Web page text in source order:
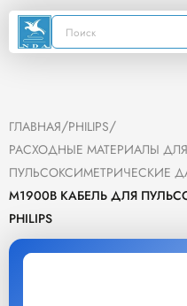
ГЛАВНАЯ/PHILIPS/
РАСХОДНЫЕ МАТЕРИАЛЫ
ПУЛЬСОКСИМЕТРИЧЕСКИЕ
M1900B КАБЕЛЬ ДЛЯ
PHILIPS